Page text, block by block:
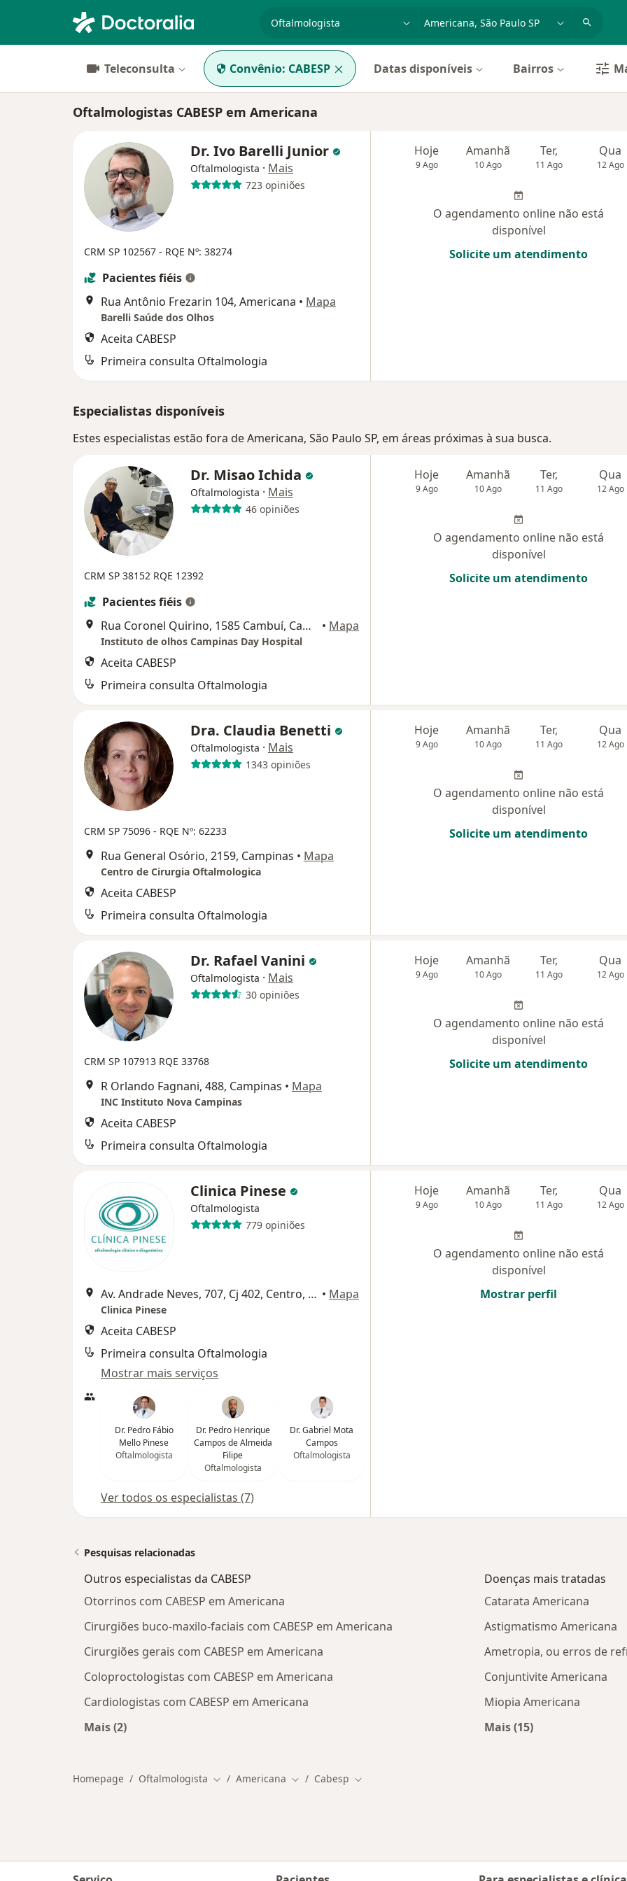
Teleconsulta Convênio: CABESP Datas disponíveis Bairros
Oftalmologistas CABESP em Americana
Dr. Ivo Barelli Junior
Oftalmologista · Mais
723 opiniões
CRM SP 102567 - RQE Nº: 38274
Pacientes fiéis
Rua Antônio Frezarin 104, Americana • Mapa
Barelli Saúde dos Olhos
Aceita CABESP
Primeira consulta Oftalmologia
Hoje
9 Ago
Amanhã
10 Ago
Ter,
11 Ago
Qua
12 Ago
O agendamento online não está
disponível
Solicite um atendimento
Especialistas disponíveis
Estes especialistas estão fora de Americana, São Paulo SP, em áreas próximas à sua busca.
Dr. Misao Ichida
Oftalmologista · Mais
46 opiniões
CRM SP 38152 RQE 12392
Pacientes fiéis
Rua Coronel Quirino, 1585 Cambuí, Campinas
• Mapa
Instituto de olhos Campinas Day Hospital
Aceita CABESP
Primeira consulta Oftalmologia
Hoje
9 Ago
Amanhã
10 Ago
Ter,
11 Ago
Qua
12 Ago
O agendamento online não está
disponível
Solicite um atendimento
Dra. Claudia Benetti
Oftalmologista · Mais
1343 opiniões
CRM SP 75096 - RQE Nº: 62233
Rua General Osório, 2159, Campinas • Mapa
Centro de Cirurgia Oftalmologica
Aceita CABESP
Primeira consulta Oftalmologia
Hoje
9 Ago
Amanhã
10 Ago
Ter,
11 Ago
Qua
12 Ago
O agendamento online não está
disponível
Solicite um atendimento
Dr. Rafael Vanini
Oftalmologista · Mais
30 opiniões
CRM SP 107913 RQE 33768
R Orlando Fagnani, 488, Campinas • Mapa
INC Instituto Nova Campinas
Aceita CABESP
Primeira consulta Oftalmologia
Hoje
9 Ago
Amanhã
10 Ago
Ter,
11 Ago
Qua
12 Ago
O agendamento online não está
disponível
Solicite um atendimento
Clinica Pinese
Oftalmologista
779 opiniões
Av. Andrade Neves, 707, Cj 402, Centro, Campinas • Mapa
Clinica Pinese
Aceita CABESP
Primeira consulta Oftalmologia
Mostrar mais serviços
Dr. Pedro Fábio
Mello Pinese
Oftalmologista
Dr. Pedro Henrique
Campos de Almeida
Filipe
Oftalmologista
Dr. Gabriel Mota
Campos
Oftalmologista
Ver todos os especialistas (7)
Hoje
9 Ago
Amanhã
10 Ago
Ter,
11 Ago
Qua
12 Ago
O agendamento online não está
disponível
Mostrar perfil
Pesquisas relacionadas
Outros especialistas da CABESP
Otorrinos com CABESP em Americana
Cirurgiões buco-maxilo-faciais com CABESP em Americana
Cirurgiões gerais com CABESP em Americana
Coloproctologistas com CABESP em Americana
Cardiologistas com CABESP em Americana
Mais (2)
Doenças mais tratadas
Catarata Americana
Astigmatismo Americana
Ametropia, ou erros de
Conjuntivite Americana
Miopia Americana
Mais (15)
Homepage Oftalmologista Mudar de cidade
Americana Mudar de cidade
Cabesp Mudar de cidade